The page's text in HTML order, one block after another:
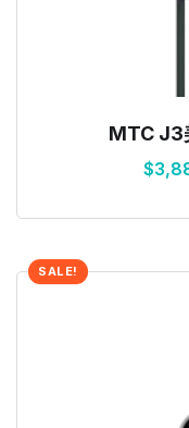
MTC J3
$
SALE!